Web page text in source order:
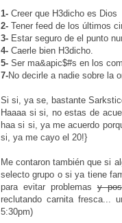
1- Creer que H3dicho es Dios
2- Tener feed de los últimos
3- Estar seguro de el punto
4- Caerle bien H3dicho.
5- Ser ma&apic$#s en los
7-No decirle a nadie sobre la
Si si, ya se, bastante
Haaaa si si, no estas de
haa si si, ya me acuerdo
si, ya me cayo el 20!}
Me contaron también que si
selecto grupo o si ya tiene
para evitar problemasy
reclutando carnita fresca...
5:30pm)